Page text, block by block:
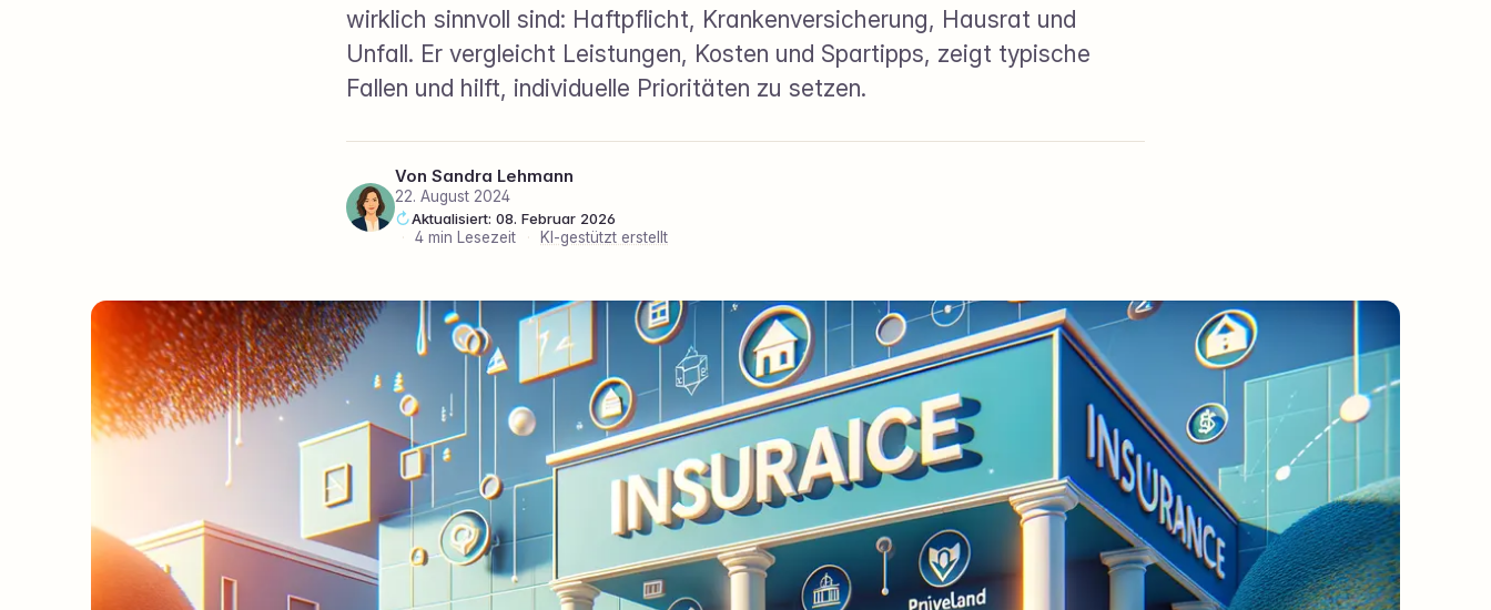
wirklich sinnvoll sind: Haftpflicht, Krankenversicherung, Hausrat und
Unfall. Er vergleicht Leistungen, Kosten und Spartipps, zeigt typische
Fallen und hilft, individuelle Prioritäten zu setzen.
Von Sandra Lehmann
22. August 2024
Aktualisiert: 08. Februar 2026
·
4 min Lesezeit · KI-gestützt erstellt